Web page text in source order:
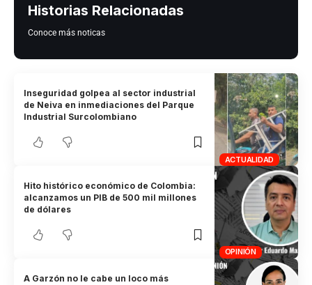
Historias Relacionadas
Conoce más noticas
ACTUALIDAD
Inseguridad golpea al sector industrial
de Neiva en inmediaciones del Parque
Industrial Surcolombiano
OPINIÓN
Hito histórico económico de Colombia:
alcanzamos un PIB de 500 mil millones
de dólares
A Garzón no le cabe un loco más